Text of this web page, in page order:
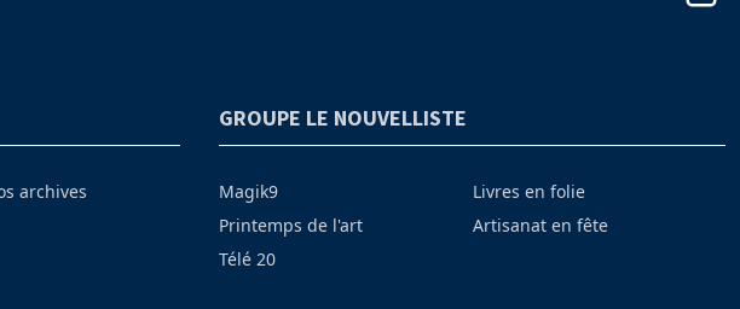
archives
GROUPE LE NOUVELLISTE
Magik9
Printemps de l'art
Télé 20
Livres en folie
Artisanat en fête